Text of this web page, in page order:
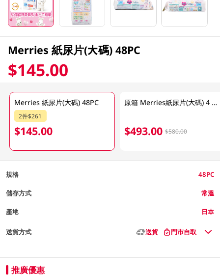
Merries 紙尿片(大碼) 48PC
$145.00
Merries 紙尿片(大碼) 48PC
2件$261
$145.00
原箱 Merries紙尿片(大碼) 4 X 48PC
$493.00 $580.00
規格 48PC
儲存方式 常溫
產地 日本
送貨方式 送貨 門市自取
推廣優惠